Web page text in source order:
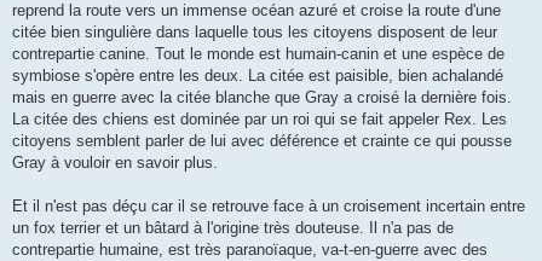
reprend la route vers un immense océan azuré et croise la route d'une
citée bien singulière dans laquelle tous les citoyens disposent de leur
contrepartie canine. Tout le monde est humain-canin et une espèce de
symbiose s'opère entre les deux. La citée est paisible, bien achalandé
mais en guerre avec la citée blanche que Gray a croisé la dernière fois.
La citée des chiens est dominée par un roi qui se fait appeler Rex. Les
citoyens semblent parler de lui avec déférence et crainte ce qui pousse
Gray à vouloir en savoir plus.
Et il n'est pas déçu car il se retrouve face à un croisement incertain entre
un fox terrier et un bâtard à l'origine très douteuse. Il n'a pas de
contrepartie humaine, est très paranoïaque, va-t-en-guerre avec des